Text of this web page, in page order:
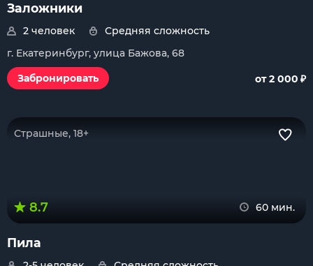
Заложники
2 человек
Средняя сложность
г. Екатеринбург, улица Бажова, 68
Забронировать
от 2 000 ₽
Страшные, 18+
8.7 60 мин.
Пила